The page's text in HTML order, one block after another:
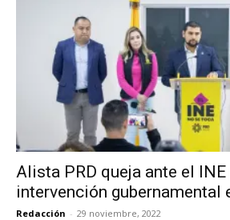
Alista PRD queja ante el INE
intervención gubernamental
Redacción - 29 noviembre, 2022